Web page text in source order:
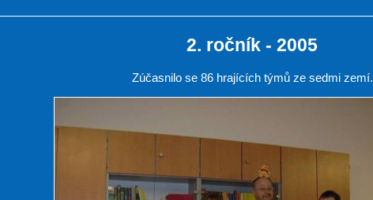
2. ročník - 2005
Zúčasnilo se 86 hrajících týmů ze sedmi zemí.